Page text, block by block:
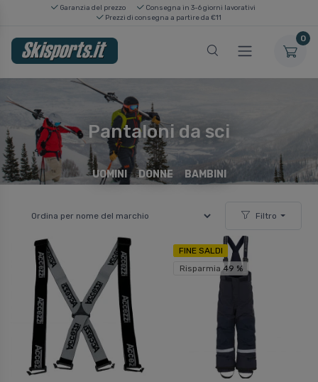
Garanzia del prezzo
Consegna in 3-6 giorni lavorativi
Prezzi di consegna a partire da €11
0
Pantaloni da sci
UOMINI DONNE BAMBINI
Filtro
FINE SALDI
Risparmia 49 %